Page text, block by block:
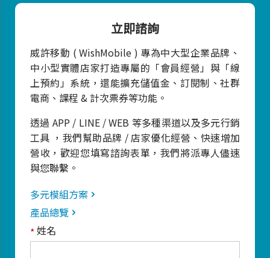
立即諮詢
威許移動 ( WishMobile ) 專為中大型企業品牌、
中小型實體店家打造專屬的「會員經營」與「線
上預約」系統，還能擴充儲值金、訂閱制、社群
電商、課程 & 計次票券等功能。
透過 APP / LINE / WEB 等多種渠道以及多元行銷
工具 ，我們幫助品牌 / 店家優化經營、快速增加
營收，歡迎您填寫諮詢表單，我們將派專人儘速
與您聯繫。
多元模組方案
產品總覽
*姓名